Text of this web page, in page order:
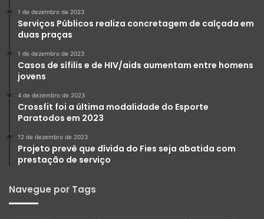
1 de dezembro de 2023
Serviços Públicos realiza concretagem de calçada em
duas praças
1 de dezembro de 2023
Casos de sífilis e de HIV/aids aumentam entre homens
jovens
4 de dezembro de 2023
Crossfit foi a última modalidade do Esporte
Paratodos em 2023
12 de dezembro de 2023
Projeto prevê que dívida do Fies seja abatida com
prestação de serviço
Navegue por Tags